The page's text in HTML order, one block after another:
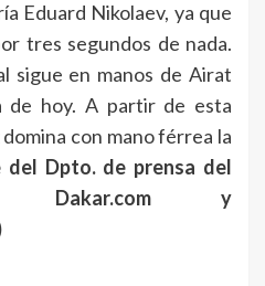
Eduard Nikolaev, ya que
tres segundos de nada.
sigue en manos de Airat
de hoy. A partir de esta
con mano férrea la
del Dpto. de prensa del
Dakar.com y